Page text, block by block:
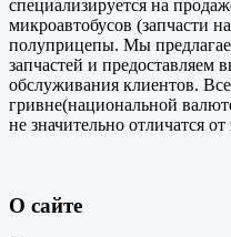
специализируется на
микроавтобусов (запчасти
полуприцепы. Мы
запчастей и предоставляем
обслуживания клиентов.
гривне(национальной
не значительно отличатся
О сайте